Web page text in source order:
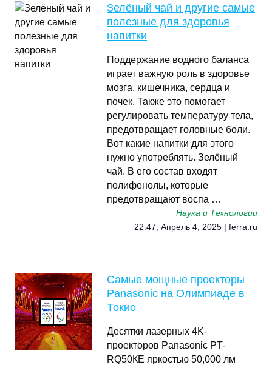
Зелёный чай и другие самые
полезные для здоровья
напитки
Поддержание водного баланса
играет важную роль в здоровье
мозга, кишечника, сердца и
почек. Также это помогает
регулировать температуру тела,
предотвращает головные боли.
Вот какие напитки для этого
нужно употреблять. Зелёный
чай. В его состав входят
полифенолы, которые
предотвращают воспа …
Наука и Технологии
22:47, Апрель 4, 2025 | ferra.ru
Самые мощные проекторы
Panasonic на Олимпиаде в
Токио
Десятки лазерных 4K-
проекторов Panasonic PT-
RQ50КЕ яркостью 50,000 лм